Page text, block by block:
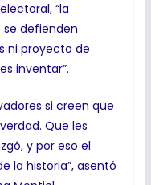
“la
se defienden
ni proyecto de
inventar”.
si creen que
Que les
y por eso el
la historia”, asentó